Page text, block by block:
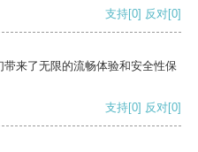
支持[0] 反对[0]
来了无限的流畅体验和安全性保
支持[0] 反对[0]